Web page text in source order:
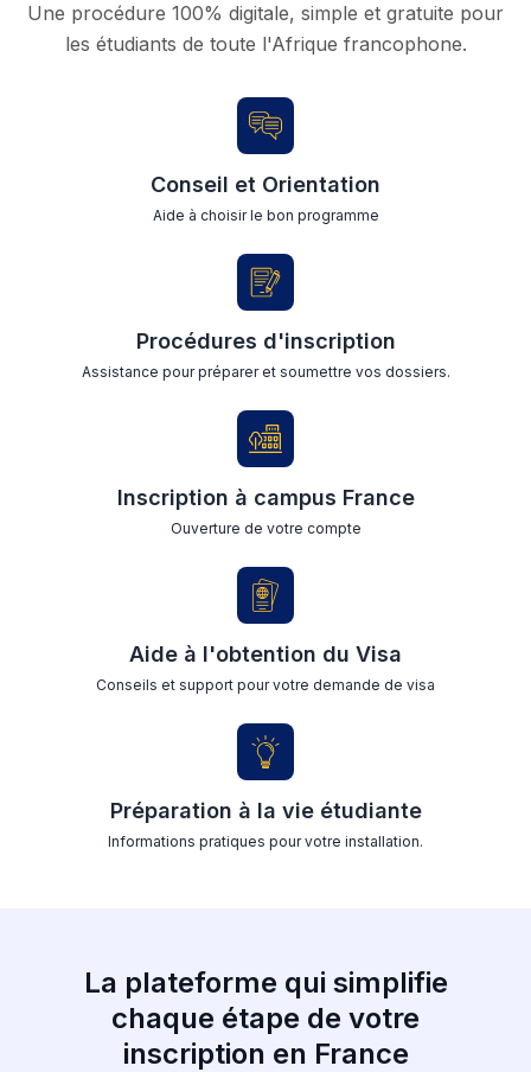
Une procédure 100% digitale, simple et gratuite pour
les étudiants de toute l'Afrique francophone.
Conseil et Orientation
Aide à choisir le bon programme
Procédures d'inscription
Assistance pour préparer et soumettre vos dossiers.
Inscription à campus France
Ouverture de votre compte
Aide à l'obtention du Visa
Conseils et support pour votre demande de visa
Préparation à la vie étudiante
Informations pratiques pour votre installation.
La plateforme qui simplifie
chaque étape de votre
inscription en France